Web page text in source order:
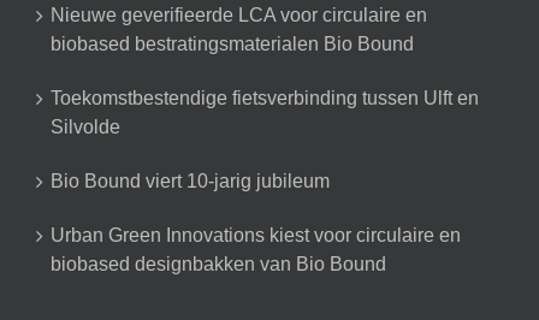
Nieuwe geverifieerde LCA voor circulaire en
biobased bestratingsmaterialen Bio Bound
Toekomstbestendige fietsverbinding tussen Ulft en
Silvolde
Bio Bound viert 10-jarig jubileum
Urban Green Innovations kiest voor circulaire en
biobased designbakken van Bio Bound